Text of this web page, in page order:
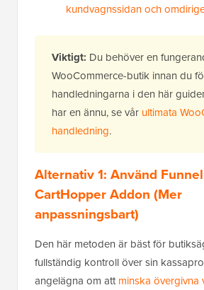
kundvagnssidan och
Viktigt: Du behöver en
WooCommerce-butik innan du
handledningarna i den här
har en ännu, se vår ultimata
handledning.
Alternativ 1: Använd
CartHopper Addon (Mer
anpassningsbart)
Den här metoden är bäst för
fullständig kontroll över sin
angelägna om attminska övergivna